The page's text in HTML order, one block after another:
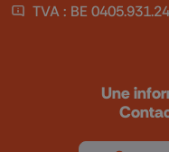
TVA : BE
Une